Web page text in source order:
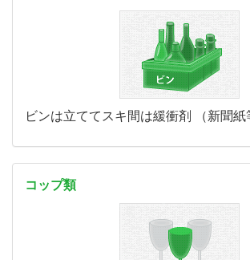
ビンは立ててスキ間は緩衝剤 （新聞紙
コップ類